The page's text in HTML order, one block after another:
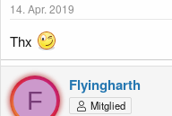
14. Apr. 2019
Thx
F
Flyingharth
Mitglied